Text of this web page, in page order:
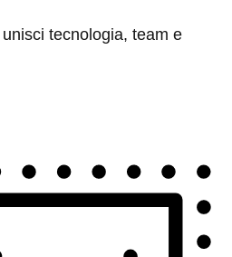
tecnologia, team e